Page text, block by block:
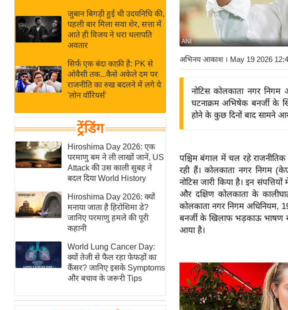
Hindi
Videos
IPL
2026
ई-पेपर
मिसाल बेमिसाल
शख्सियत
यंग इंडिया
साहित्य जगत
ऑटो वर्ल्ड
न्यूज ब्रीफ
मनोरंजन जगत
बॉलीवुड
हॉलीवुड
फिल्म समीक्षा
News
लाइफस्टाइल
टेक्नॉलॉजी
ब्यूटी/फैशन
जुबान बिगड़ी हुई थी उदयनिधि की,
पहली बार मिला सवा शेर, सत्ता में
आते ही विजय ने धरा थलापति
अवतार
सिर्फ एक बंदा काफ़ी है: PK से
ओवैसी तक...कैसे अकेले दम पर
राजनीति का रुख बदलने में लगे ये
'लोन वॉरियर्स'
ट्रेंडिंग
Hiroshima Day 2026: एक
परमाणु बम ने ली लाखों जानें, US
Attack की उस काली सुबह ने
बदल दिया World History
Hiroshima Day 2026: क्यों
मनाया जाता है हिरोशिमा डे?
जानिए परमाणु हमले की पूरी
कहानी
World Lung Cancer Day:
क्यों तेजी से फैल रहा फेफड़ों का
कैंसर? जानिए इसके Symptoms
और बचाव के जरूरी Tips
ANI
अभिनय आकाश। May 19 2026
नोटिस कोलकाता नगर
घटनाक्रम अभिषेक बनर्जी के
होने के कुछ दिनों बाद सामने
पश्चिम बंगाल में चल रहे
रही हैं। कोलकाता नगर निगम
नोटिस जारी किया है। इन
और दक्षिण कोलकाता के
कोलकाता नगर निगम अधिनियम,
बनर्जी के खिलाफ भड़काऊ भाषण
आया है।